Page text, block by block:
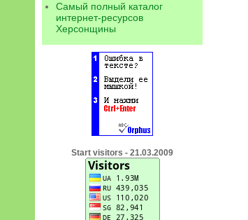
Самый полный каталог
интернет-ресурсов
Херсонщины
Start visitors - 21.03.2009